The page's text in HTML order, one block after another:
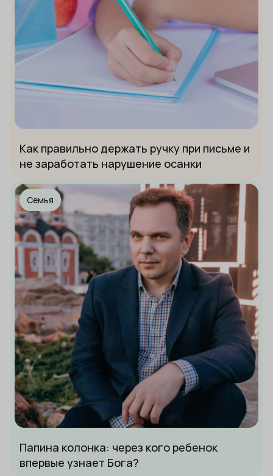
Как правильно держать ручку при письме и
не заработать нарушение осанки
Семья
Папина колонка: через кого ребенок
впервые узнает Бога?